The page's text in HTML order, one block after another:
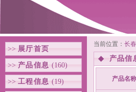
>> 展厅首页
>> 产品信息 (160)
>> 工程信息 (19)
当前位置： 长
◆ 产品信
产品名称